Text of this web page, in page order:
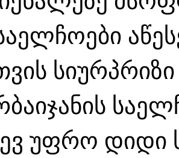
უფრო დიდი